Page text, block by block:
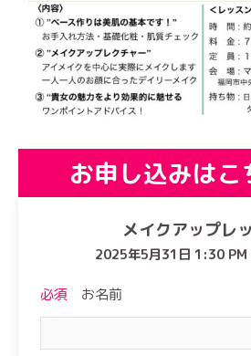
お申し込みはこ
メイクアップレ
2025年5月31日 1:30
必須 お名前